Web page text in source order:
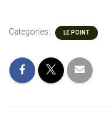
Categories: LE POINT